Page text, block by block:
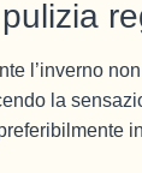
l’inverno
la